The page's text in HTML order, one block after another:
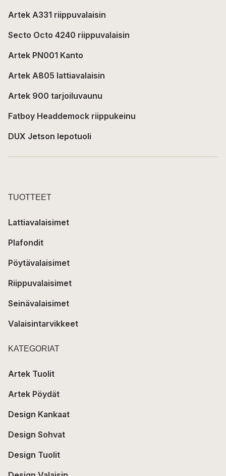
Artek A331 riippuvalaisin
Secto Octo 4240 riippuvalaisin
Artek PN001 Kanto
Artek A805 lattiavalaisin
Artek 900 tarjoiluvaunu
Fatboy Headdemock riippukeinu
DUX Jetson lepotuoli
TUOTTEET
Lattiavalaisimet
Plafondit
Pöytävalaisimet
Riippuvalaisimet
Seinävalaisimet
Valaisintarvikkeet
KATEGORIAT
Artek Tuolit
Artek Pöydät
Design Kankaat
Design Sohvat
Design Tuolit